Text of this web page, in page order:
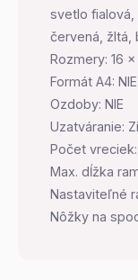
svetlo fialová,
červená, žltá,
Rozmery: 16
Formát A4: NIE
Ozdoby: NIE
Uzatváranie:
Počet
Max. dĺžka
Nastaviteľné
Nôžky na